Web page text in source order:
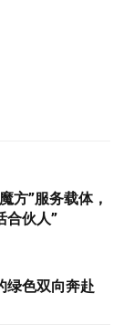
方”服务载体，
合伙人”
绿色双向奔赴